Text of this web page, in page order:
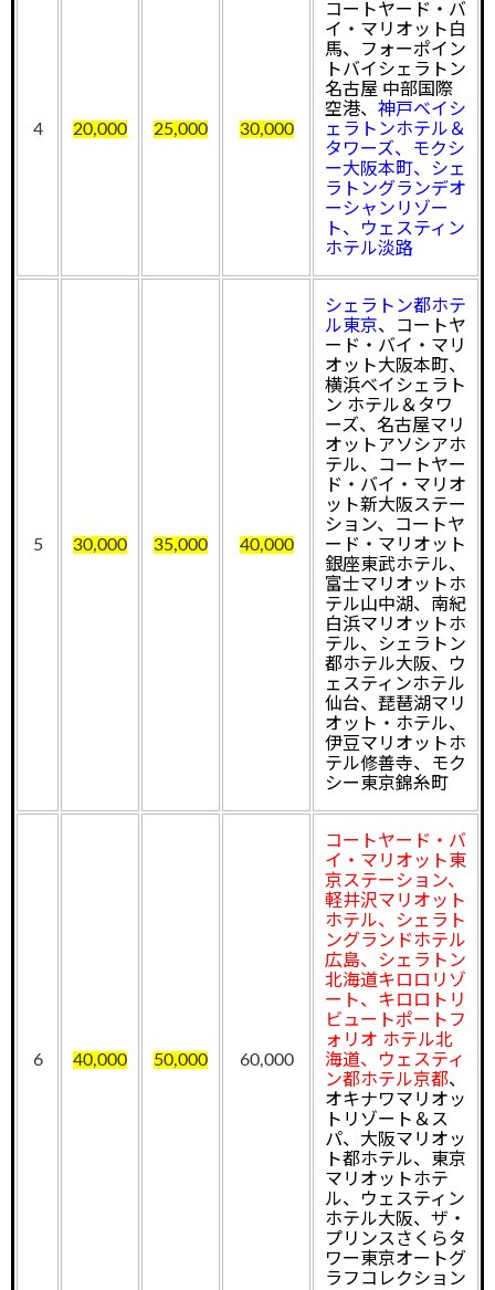
4 20,000 25,000 30,000
コートヤード・バ
イ・マリオット白
馬、フォーポイン
トバイシェラトン
名古屋 中部国際
空港、 神戸ベイシ
ェラトンホテル＆
タワーズ、モクシ
ー大阪本町、シェ
ラトングランデオ
ーシャンリゾー
ト、ウェスティン
ホテル淡路
5 30,000 35,000 40,000
シェラトン都ホテ
ル東京、コートヤ
ード・バイ・マリ
オット大阪本町、
横浜ベイシェラト
ン ホテル＆タワ
ーズ、名古屋マリ
オットアソシアホ
テル、コートヤー
ド・バイ・マリオ
ット新大阪ステー
ション、コートヤ
ード・マリオット
銀座東武ホテル、
富士マリオットホ
テル山中湖、南紀
白浜マリオットホ
テル、シェラトン
都ホテル大阪、ウ
ェスティンホテル
仙台、琵琶湖マリ
オット・ホテル、
伊豆マリオットホ
テル修善寺、モク
シー東京錦糸町
6 40,000 50,000 60,000
コートヤード・バ
イ・マリオット東
京ステーション、
軽井沢マリオット
ホテル、シェラト
ングランドホテル
広島、シェラトン
北海道キロロリゾ
ート、キロロトリ
ビュートポートフ
ォリオ ホテル北
海道、ウェスティ
ン都ホテル京都、
オキナワマリオッ
トリゾート＆ス
パ、大阪マリオッ
ト都ホテル、東京
マリオットホテ
ル、ウェスティン
ホテル大阪、ザ・
プリンスさくらタ
ワー東京オートグ
ラフコレクション